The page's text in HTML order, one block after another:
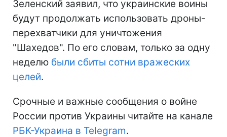
Зеленский заявил, что украинские воины
будут продолжать использовать дроны-
перехватчики для уничтожения
"Шахедов". По его словам, только за одну
неделю были сбиты сотни вражеских
целей.
Срочные и важные сообщения о войне
России против Украины читайте на канале
РБК-Украина в Telegram.